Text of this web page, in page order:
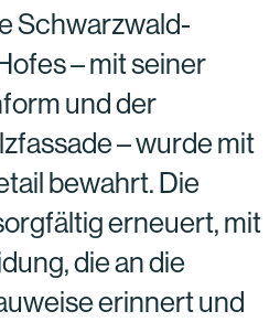
Schwarzwald-
– mit seiner
und der
– wurde mit
bewahrt. Die
erneuert, mit
die an die
erinnert und